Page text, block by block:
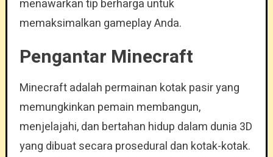
menawarkan tip berharga untuk
memaksimalkan gameplay Anda.
Pengantar Minecraft
Minecraft adalah permainan kotak pasir yang
memungkinkan pemain membangun,
menjelajahi, dan bertahan hidup dalam dunia 3D
yang dibuat secara prosedural dan kotak-kotak.